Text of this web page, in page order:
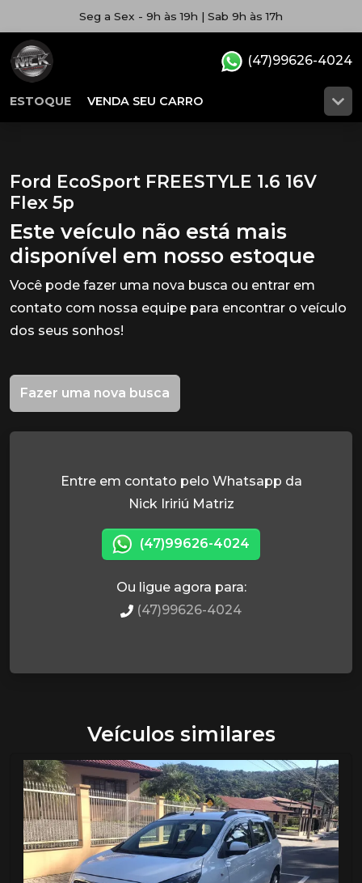
Seg a Sex - 9h às 19h | Sab 9h às 17h
ESTOQUE VENDA SEU CARRO
(47)99626-4024
Ford EcoSport FREESTYLE 1.6 16V
Flex 5p
Este veículo não está mais
disponível em nosso estoque
Você pode fazer uma nova busca ou entrar em
contato com nossa equipe para encontrar o veículo
dos seus sonhos!
Fazer uma nova busca
Entre em contato pelo Whatsapp da
Nick Iririú Matriz
(47)99626-4024
Ou ligue agora para:
(47)99626-4024
Veículos similares